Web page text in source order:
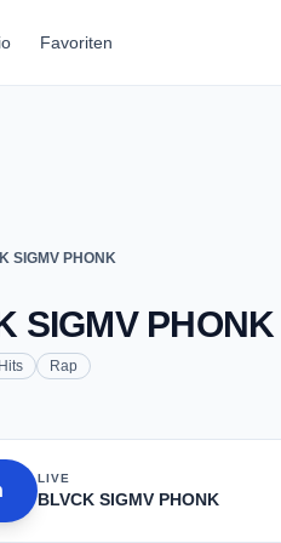
Favoriten
SIGMV PHONK
SIGMV PHONK
Hits Rap
LIVE
BLVCK SIGMV PHONK